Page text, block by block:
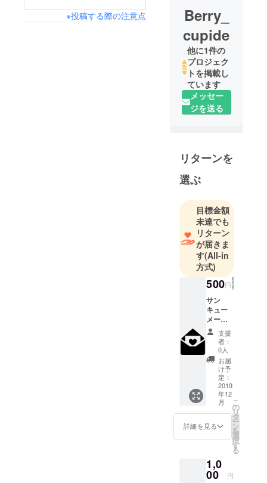
※投稿する際の注意点
Berry_
cupide
他に1件の
プロジェク
トを掲載し
ています
メッセー
ジを送る
リターンを
選ぶ
目標金額
未達でも
リターン
が届きま
す(All-in
方式)
500円
サン
キュー
メール
メン
バーの
代表か
ら心を
込めた
メッ
セージ
を送ら
せてい
ただき
ます。
支援
者：
0人
お届
け予
定：
2019
年12
月
詳細を見る
こ
の
リ
タ
ー
ン
を
選
択
す
る
1,0
00 円